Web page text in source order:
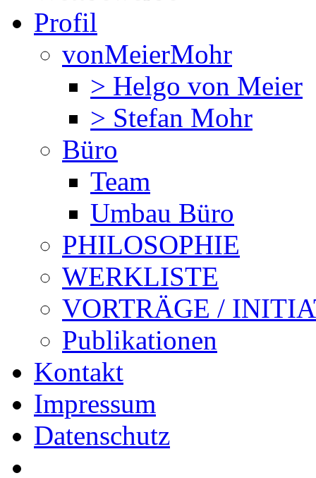
Profil
vonMeierMohr
> Helgo von Meier
> Stefan Mohr
Büro
Team
Umbau Büro
PHILOSOPHIE
WERKLISTE
VORTRÄGE /
Publikationen
Kontakt
Impressum
Datenschutz